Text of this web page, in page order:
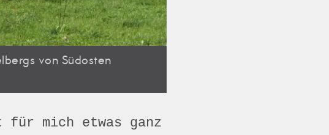
von Südosten
mich etwas ganz